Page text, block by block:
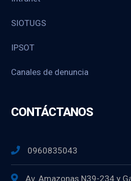
SIOTUGS
IPSOT
Canales de denuncia
CONTÁCTANOS
0960835043
Av. Amazonas N39-234 y